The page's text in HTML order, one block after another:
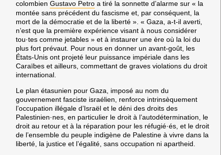
colombien Gustavo Petro a tiré la sonnette d’alarme sur « la
montée sans précédent du fascisme et, par conséquent, la
mort de la démocratie et de la liberté ». « Gaza, a-t-il averti,
n’est que la première expérience visant à nous considérer
tou·tes comme jetables » et à instaurer une ère où la loi du
plus fort prévaut. Pour nous en donner un avant-goût, les
États-Unis ont projeté leur puissance impériale dans les
Caraïbes et ailleurs, commettant de graves violations du droit
international.
Le plan étasunien pour Gaza, imposé au nom du
gouvernement fasciste israélien, renforce intrinsèquement
l’occupation illégale d’Israël et le déni des droits des
Palestinien·nes, en particulier le droit à l’autodétermination, le
droit au retour et à la réparation pour les réfugié·és, et le droit
de l’ensemble du peuple indigène de Palestine à vivre dans la
liberté, la justice et l’égalité, sans occupation ni apartheid.